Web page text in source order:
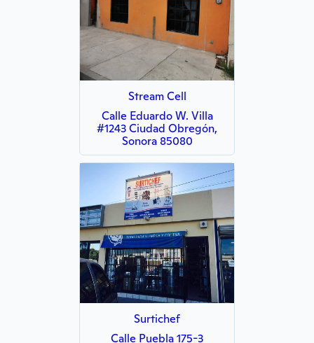
Stream Cell
Calle Eduardo W. Villa
#1243 Ciudad Obregón,
Sonora 85080
Surtichef
Calle Puebla 175-3